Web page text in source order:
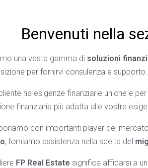
Benvenuti nella
una vasta gamma di soluzioni
per fornirvi consulenza e supporto.
ha esigenze finanziarie uniche e
finanziaria più adatta alle vostre
con importanti player del
, forniamo assistenza nella scelta del
FP Real Estate significa affidarsi a un